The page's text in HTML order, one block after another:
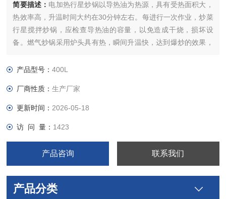
简要描述： 电加热行星炒锅以导热油为热源，具有受热面积大，
热效率高，升温时间大约在30分钟左右。每进行一次作业，炒菜
行星搅拌炒锅，应检查导热油的容量，以免造成干烧，损坏设
备。燃气炒锅采用炉头具有热，瞬间升温快，达到爆炒的效果，
产品型号：400L
厂商性质：生产厂家
更新时间： 2026-05-18
访 问 量： 1423
产品咨询 联系我们
产品分类